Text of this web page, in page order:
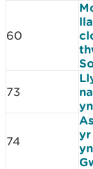
60
73
74
yr